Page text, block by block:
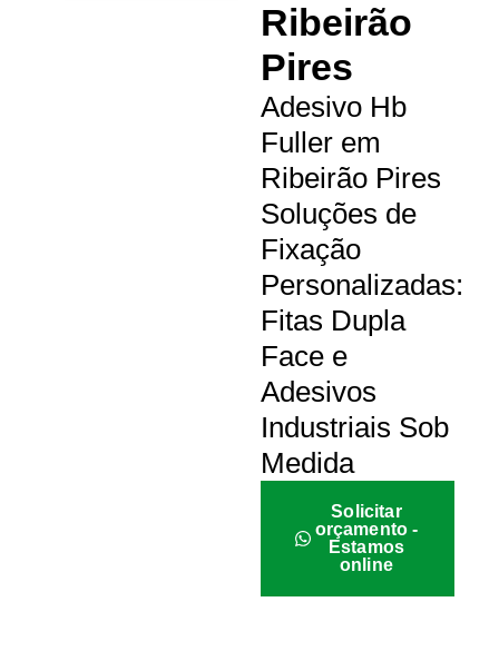
Ribeirão
Pires
Adesivo Hb
Fuller em
Ribeirão Pires
Soluções de
Fixação
Personalizadas:
Fitas Dupla
Face e
Adesivos
Industriais Sob
Medida
Solicitar
orçamento -
Estamos
online